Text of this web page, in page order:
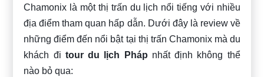
Chamonix là một thị trấn du lịch nổi tiếng với nhiều
địa điểm tham quan hấp dẫn. Dưới đây là review về
những điểm đến nổi bật tại thị trấn Chamonix mà du
khách đi tour du lịch Pháp nhất định không thể
nào bỏ qua: